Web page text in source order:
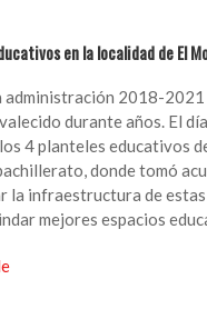
en la localidad de El
administración 2018-
durante años. El
4 planteles educativos
donde tomó
la infraestructura de
mejores espacios